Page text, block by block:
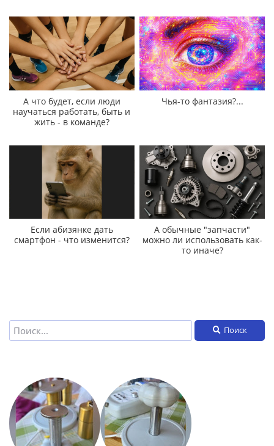
А что будет, если люди
научаться работать, быть и
жить - в команде?
Чья-то фантазия?...
Если абизянке дать
смартфон - что изменится?
А обычные "запчасти"
можно ли использовать как-
то иначе?
Поиск